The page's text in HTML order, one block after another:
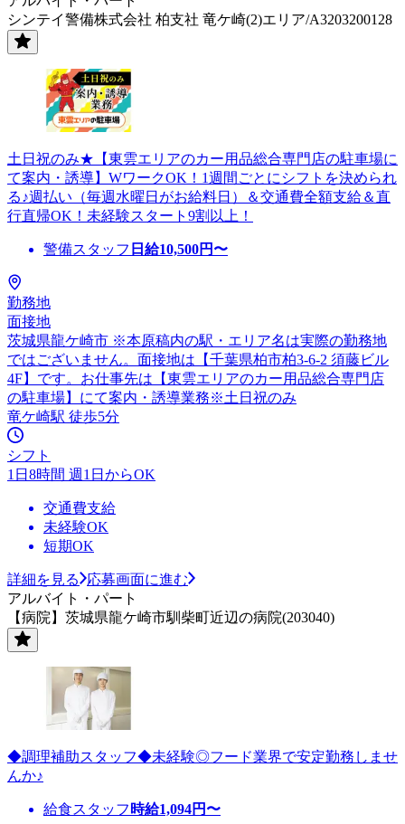
シンテイ警備株式会社 柏支社 竜ケ崎(2)エリア/A3203200128
土日祝のみ★【東雲エリアのカー用品総合専門店の駐車場に
て案内・誘導】WワークOK！1週間ごとにシフトを決められ
る♪週払い（毎週水曜日がお給料日）＆交通費全額支給＆直
行直帰OK！未経験スタート9割以上！
警備スタッフ 日給10,500円〜
勤務地
面接地
茨城県龍ケ崎市 ※本原稿内の駅・エリア名は実際の勤務地
ではございません。面接地は【千葉県柏市柏3-6-2 須藤ビル
4F】です。お仕事先は【東雲エリアのカー用品総合専門店
の駐車場】にて案内・誘導業務※土日祝のみ
竜ケ崎駅 徒歩5分
シフト
1日8時間 週1日からOK
交通費支給
未経験OK
短期OK
詳細を見る
応募画面に進む
アルバイト・パート
【病院】茨城県龍ケ崎市馴柴町近辺の病院(203040)
◆調理補助スタッフ◆未経験◎フード業界で安定勤務しませ
んか♪
給食スタッフ 時給1,094円〜